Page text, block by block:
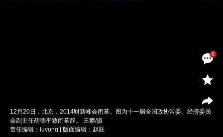
0
12月20日，北京，2014财新峰会闭幕。图为十一届全国政协常委、经济委员
会副主任胡德平致闭幕辞。 王攀/摄
责任编辑：luyong | 版面编辑：赵跃